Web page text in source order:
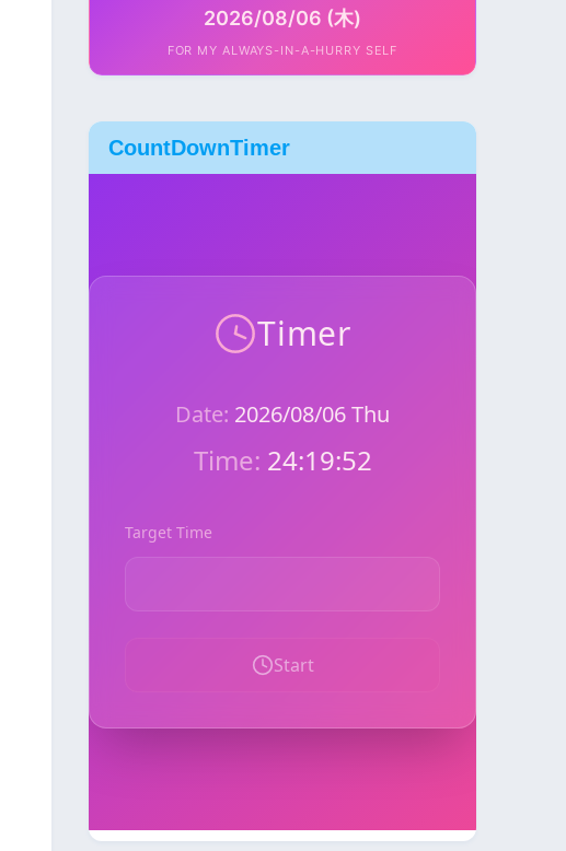
2026/08/06 (木)
FOR MY ALWAYS-IN-A-HURRY SELF
CountDownTimer